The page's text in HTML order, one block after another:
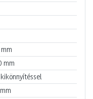
mm
mm
mm